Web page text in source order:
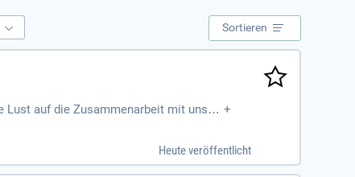
Sortieren
Lust auf die Zusammenarbeit mit unser +
Heute veröffentlicht